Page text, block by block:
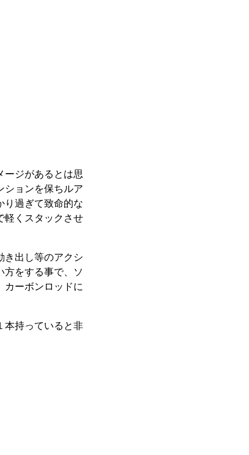
ージがあるとは思
ションを保ちルア
り過ぎて致命的な
軽くスタックさせ
き出し等のアクシ
方をする事で、ソ
カーボンロッドに
本持っていると非